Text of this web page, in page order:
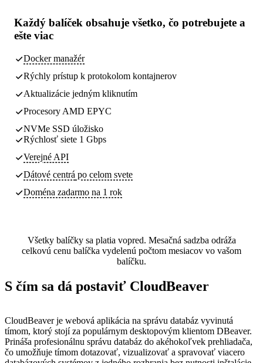
Každý balíček obsahuje všetko, čo potrebujete a
ešte viac
Docker manažér
Rýchly prístup k protokolom kontajnerov
Aktualizácie jedným kliknutím
Procesory AMD EPYC
NVMe SSD úložisko
Rýchlosť siete 1 Gbps
Verejné API
Dátové centrá po celom svete
Doména zadarmo na 1 rok
Všetky balíčky sa platia vopred. Mesačná sadzba odráža
celkovú cenu balíčka vydelenú počtom mesiacov vo vašom
balíčku.
S čím sa dá postaviť CloudBeaver
CloudBeaver je webová aplikácia na správu databáz vyvinutá
tímom, ktorý stojí za populárnym desktopovým klientom DBeaver.
Prináša profesionálnu správu databáz do akéhokoľvek prehliadača,
čo umožňuje tímom dotazovať, vizualizovať a spravovať viacero